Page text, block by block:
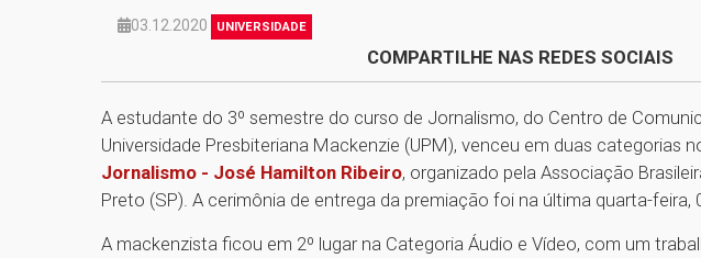
03.12.2020 UNIVERSIDADE
COMPARTILHE NAS REDES SOCIAIS
A estudante do 3º semestre do curso de Jornalismo, do Centro de
Universidade Presbiteriana Mackenzie (UPM), venceu em duas categorias
Jornalismo - José Hamilton Ribeiro, organizado pela Associação
Preto (SP). A cerimônia de entrega da premiação foi na última quarta-feira,
A mackenzista ficou em 2º lugar na Categoria Áudio e Vídeo, com um